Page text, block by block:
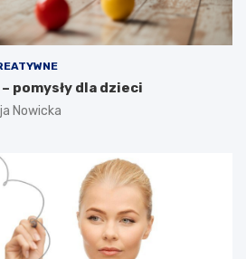
pomysły dla dzieci
Nowicka